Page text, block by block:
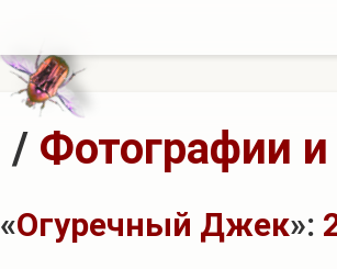
/ Фотографии
«Огуречный Джек»: